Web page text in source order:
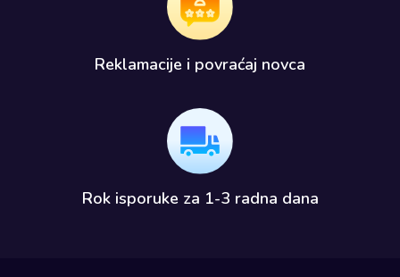
Reklamacije i povraćaj novca​
Rok isporuke za 1-3 radna dana​